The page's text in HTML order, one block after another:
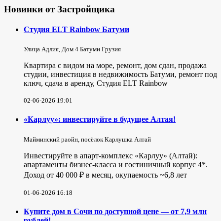
Новинки от Застройщика
Студия ELT Rainbow Батуми
Улица Адлия, Дом 4 Батуми Грузия
Квартира с видом на море, ремонт, дом сдан, продажа
студии, инвестиция в недвижимость Батуми, ремонт под
ключ, сдача в аренду, Студия ELT Rainbow
02-06-2026 19:01
«Карлуу»: инвестируйте в будущее Алтая!
Майминский раойн, посёлок Карлушка Алтай
Инвестируйте в апарт-комплекс «Карлуу» (Алтай):
апартаменты бизнес-класса и гостиничный корпус 4*.
Доход от 40 000 ₽ в месяц, окупаемость ~6,8 лет
01-06-2026 16:18
Купите дом в Сочи по доступной цене — от 7,9 млн